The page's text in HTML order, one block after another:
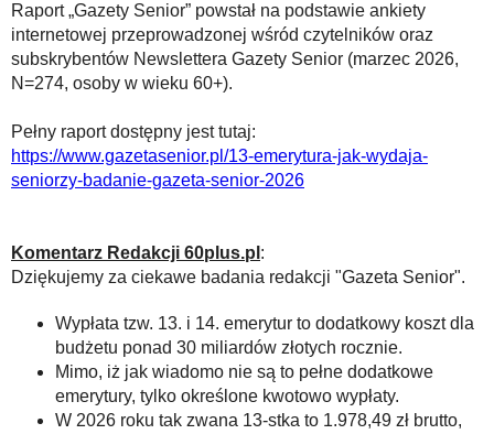
Raport „Gazety Senior” powstał na podstawie ankiety
internetowej przeprowadzonej wśród czytelników oraz
subskrybentów Newslettera Gazety Senior (marzec 2026,
N=274, osoby w wieku 60+).
Pełny raport dostępny jest tutaj:
https://www.gazetasenior.pl/13-emerytura-jak-wydaja-
seniorzy-badanie-gazeta-senior-2026
Komentarz Redakcji 60plus.pl :
Dziękujemy za ciekawe badania redakcji "Gazeta Senior".
Wypłata tzw. 13. i 14. emerytur to dodatkowy koszt dla
budżetu ponad 30 miliardów złotych rocznie.
Mimo, iż jak wiadomo nie są to pełne dodatkowe
emerytury, tylko określone kwotowo wypłaty.
W 2026 roku tak zwana 13-stka to 1.978,49 zł brutto,